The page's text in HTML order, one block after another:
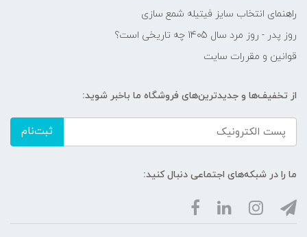
راهنمای انتخاب سایز فیتیله شمع سازی
روز پدر - روز مرد سال 1405 چه تاریخی است؟
قوانین و مقررات سایت
از تخفیف‌ها و جدیدترین‌های فروشگاه ما باخبر شوید:
ثبت‌نام
ما را در شبکه‌های اجتماعی دنبال کنید: